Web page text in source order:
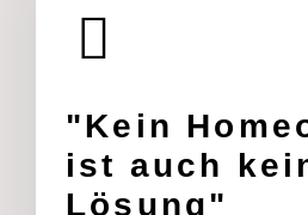
"Kein
ist auch
Lösung"